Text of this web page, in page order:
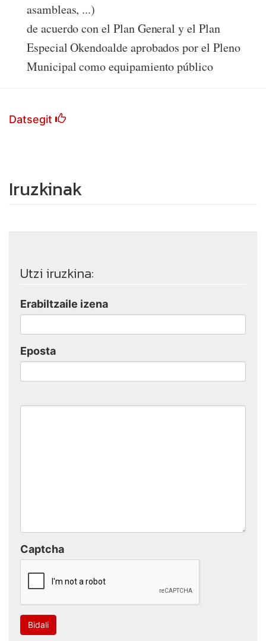
asambleas, ...)
de acuerdo con el Plan General y el Plan
Especial Okendoalde aprobados por el Pleno
Municipal como equipamiento público
Datsegit
Iruzkinak
Utzi iruzkina:
Erabiltzaile izena
Eposta
Captcha
Bidali